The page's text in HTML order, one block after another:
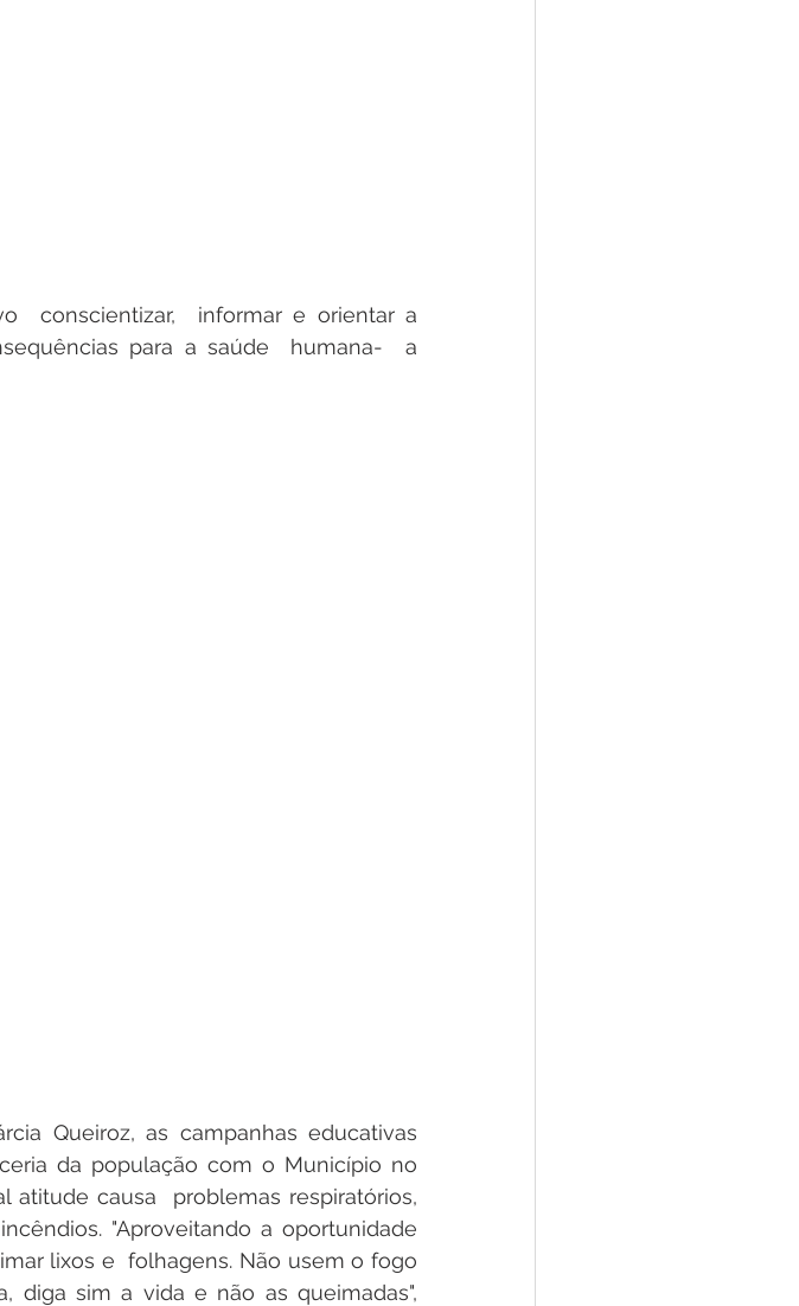
conscientizar,  informar e orientar a
para a saúde  humana-  a
Queiroz, as campanhas educativas
da população com o Município no
atitude causa  problemas respiratórios,
"Aproveitando a oportunidade
lixos e  folhagens. Não usem o fogo
diga sim a vida e não as queimadas",